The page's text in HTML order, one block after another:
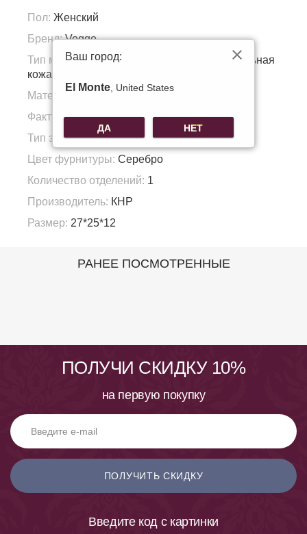
Пол: Женский
Бренд:Voggo
Тип материала:Натуральная кожа, натуральная
кожа
Материал подкладка:
Фактура материала:Гладкая кожа
Тип застежки:Молния
Цвет фурнитуры: Серебро
Количество отделений: 1
Производитель: КНР
Размер: 27*25*12
РАНЕЕ ПОСМОТРЕННЫЕ
ПОЛУЧИ СКИДКУ 10%
на первую покупку
ПОЛУЧИТЬ СКИДКУ
Введите код с картинки
Ваш город:
El Monte, United States
ДА НЕТ